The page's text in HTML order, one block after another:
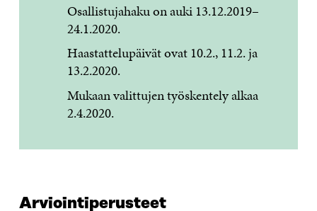
Osallistujahaku on auki 13.12.2019–
24.1.2020.
Haastattelupäivät ovat 10.2., 11.2. ja
13.2.2020.
Mukaan valittujen työskentely alkaa
2.4.2020.
Arviointiperusteet